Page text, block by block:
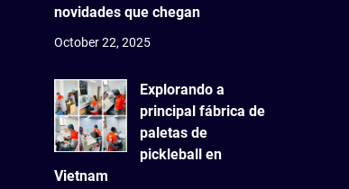
novidades que chegan
October 22, 2025
Explorando a
principal fábrica de
paletas de
pickleball en
Vietnam